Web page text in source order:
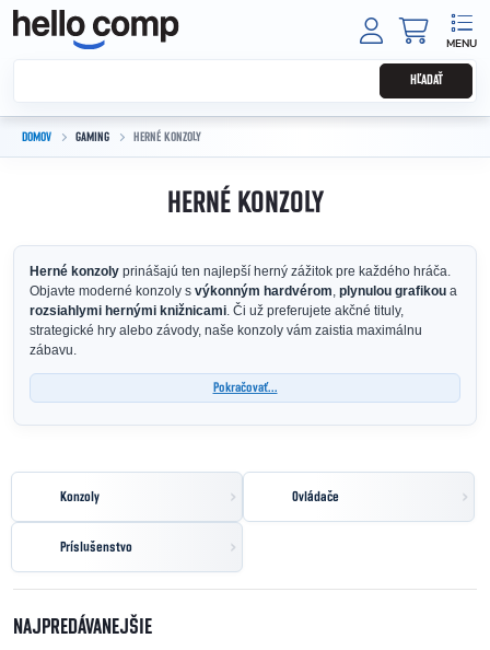
Prejsť na obsah
HĽADAŤ
DOMOV GAMING HERNÉ KONZOLY
HERNÉ KONZOLY
Herné konzoly prinášajú ten najlepší herný zážitok pre každého hráča.
Objavte moderné konzoly s výkonným hardvérom, plynulou grafikou a
rozsiahlymi hernými knižnicami. Či už preferujete akčné tituly,
strategické hry alebo závody, naše konzoly vám zaistia maximálnu
zábavu.
Pokračovať...
Konzoly Ovládače
Príslušenstvo
NAJPREDÁVANEJŠIE